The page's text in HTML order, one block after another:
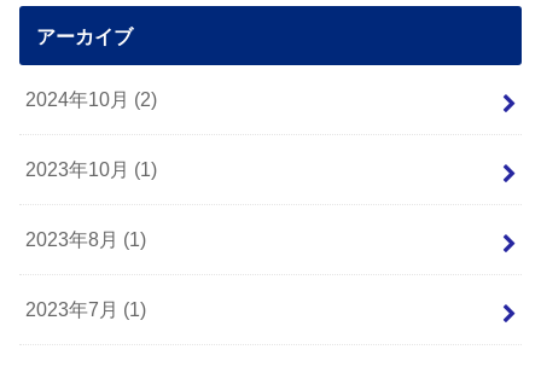
アーカイブ
2024年10月 (2)
2023年10月 (1)
2023年8月 (1)
2023年7月 (1)